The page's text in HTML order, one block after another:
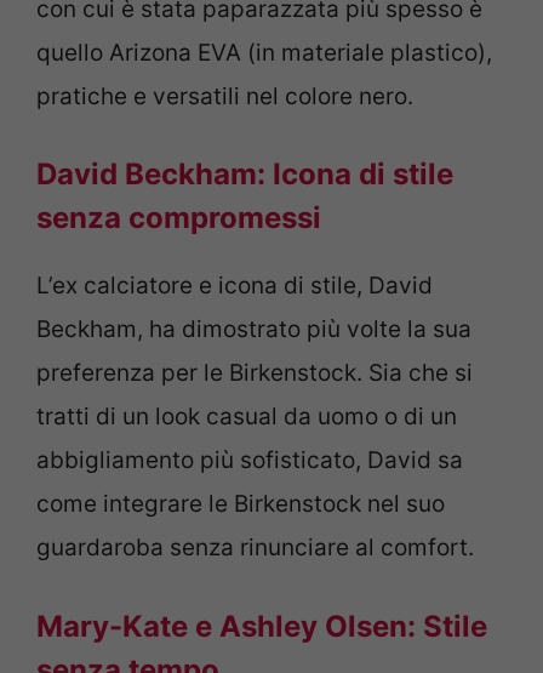
con cui è stata paparazzata più spesso è
quello Arizona EVA (in materiale plastico),
pratiche e versatili nel colore nero.
David Beckham: Icona di stile
senza compromessi
L’ex calciatore e icona di stile, David
Beckham, ha dimostrato più volte la sua
preferenza per le Birkenstock. Sia che si
tratti di un look casual da uomo o di un
abbigliamento più sofisticato, David sa
come integrare le Birkenstock nel suo
guardaroba senza rinunciare al comfort.
Mary-Kate e Ashley Olsen: Stile